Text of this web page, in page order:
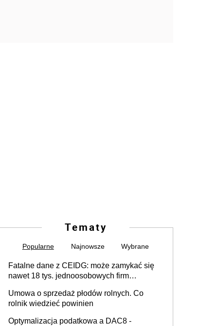
Tematy
Popularne Najnowsze Wybrane
Fatalne dane z CEIDG: może zamykać się
nawet 18 tys. jednoosobowych firm
Umowa o sprzedaż płodów rolnych. Co
rolnik wiedzieć powinien
Optymalizacja podatkowa a DAC8 -